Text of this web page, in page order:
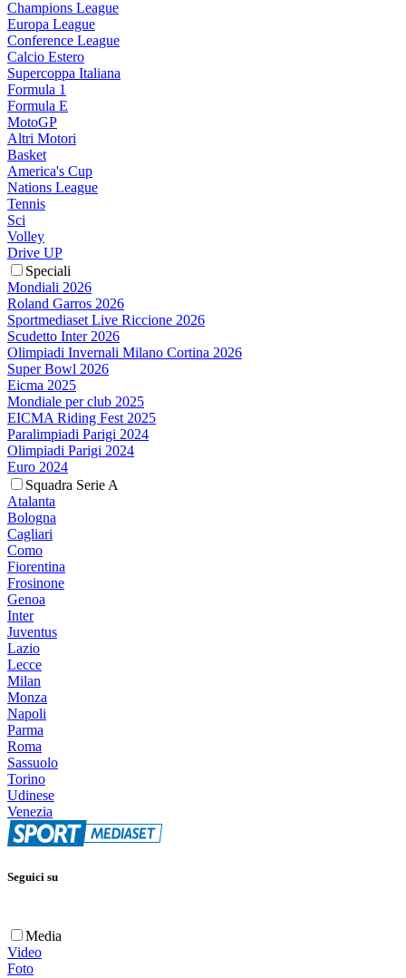
Champions League
Europa League
Conference League
Calcio Estero
Supercoppa Italiana
Formula 1
Formula E
MotoGP
Altri Motori
Basket
America's Cup
Nations League
Tennis
Sci
Volley
Drive UP
Speciali
Mondiali 2026
Roland Garros 2026
Sportmediaset Live Riccione 2026
Scudetto Inter 2026
Olimpiadi Invernali Milano Cortina 2026
Super Bowl 2026
Eicma 2025
Mondiale per club 2025
EICMA Riding Fest 2025
Paralimpiadi Parigi 2024
Olimpiadi Parigi 2024
Euro 2024
Squadra Serie A
Atalanta
Bologna
Cagliari
Como
Fiorentina
Frosinone
Genoa
Inter
Juventus
Lazio
Lecce
Milan
Monza
Napoli
Parma
Roma
Sassuolo
Torino
Udinese
Venezia
Seguici su
Media
Video
Foto